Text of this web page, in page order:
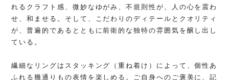
れるクラフト感、微妙なゆがみ、不規則性が、人の心を震わ
せ、和ませる。そして、こだわりのディテールとクオリティ
が、普遍的であるとともに前衛的な独特の雰囲気を醸し出し
ている。
繊細なリングはスタッキング（重ね着け）によって、個性あ
ふれる幾通りもの表情を楽しめる。ご自身へのご褒美に、記